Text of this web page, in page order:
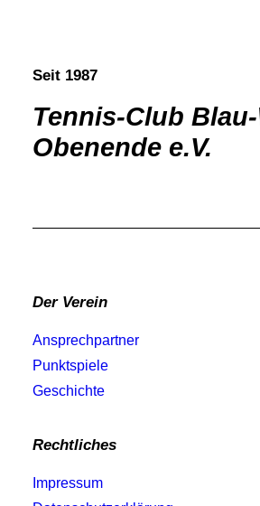
Seit 1987
Tennis-Club
Obenende e.V.
Der Verein
Ansprechpartner
Punktspiele
Geschichte
Rechtliches
Impressum